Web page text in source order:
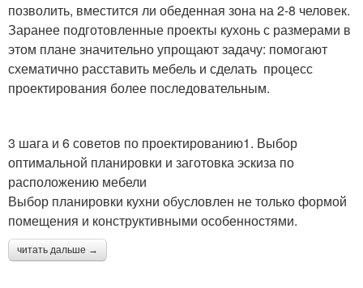
позволить, вместится ли обеденная зона на 2-8 человек.
Заранее подготовленные проекты кухонь с размерами в
этом плане значительно упрощают задачу: помогают
схематично расставить мебель и сделать процесс
проектирования более последовательным.
3 шага и 6 советов по проектированию1. Выбор
оптимальной планировки и заготовка эскиза по
расположению мебели
Выбор планировки кухни обусловлен не только формой
помещения и конструктивными особенностями.
читать дальше →